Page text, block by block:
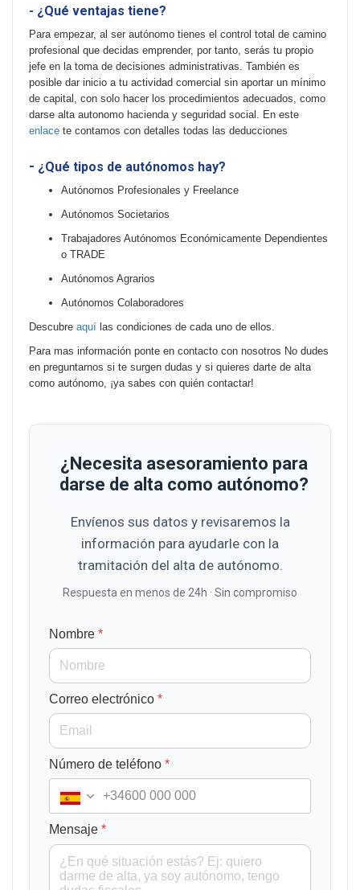
- ¿Qué ventajas tiene?
Para empezar, al ser autónomo tienes el control total de camino
profesional que decidas emprender, por tanto, serás tu propio
jefe en la toma de decisiones administrativas. También es
posible dar inicio a tu actividad comercial sin aportar un mínimo
de capital, con solo hacer los procedimientos adecuados, como
darse alta autonomo hacienda y seguridad social. En este
enlace te contamos con detalles todas las deducciones
- ¿Qué tipos de autónomos hay?
Autónomos Profesionales y Freelance
Autónomos Societarios
Trabajadores Autónomos Económicamente Dependientes
o TRADE
Autónomos Agrarios
Autónomos Colaboradores
Descubre aquí las condiciones de cada uno de ellos.
Para mas información ponte en contacto con nosotros No dudes
en preguntarnos si te surgen dudas y si quieres darte de alta
como autónomo, ¡ya sabes con quién contactar!
¿Necesita asesoramiento para
darse de alta como autónomo?
Envíenos sus datos y revisaremos la
información para ayudarle con la
tramitación del alta de autónomo.
Respuesta en menos de 24h · Sin compromiso
Nombre *
Correo electrónico *
Número de teléfono *
+34
Mensaje *